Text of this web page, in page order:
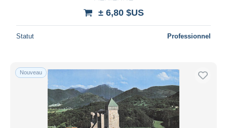
± 6,80 $US
Statut Professionnel
Nouveau